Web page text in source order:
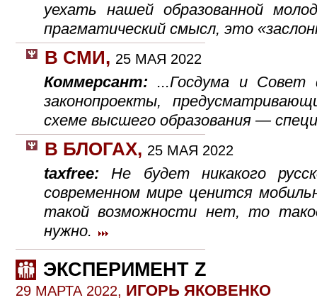
уехать нашей образованной
прагматический смысл, это
В СМИ, 25 МАЯ 2022
Коммерсант: ...Госдума и Совет
законопроекты,
схеме высшего образования —
В БЛОГАХ, 25 МАЯ 2022
taxfree:Не будет никакого
современном мире ценится
такой возможности нет, то
нужно.
ЭКСПЕРИМЕНТ Z
29 МАРТА 2022, ИГОРЬ ЯКОВЕНКО